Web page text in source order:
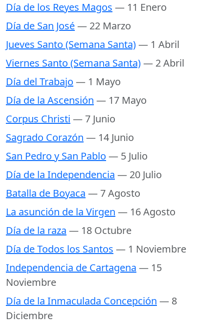
Día de los Reyes Magos — 11 Enero
Día de San José— 22 Marzo
Jueves Santo (Semana Santa)— 1 Abril
Viernes Santo (Semana Santa)— 2 Abril
Día del Trabajo — 1 Mayo
Día de la Ascensión — 17 Mayo
Corpus Christi — 7 Junio
Sagrado Corazón — 14 Junio
San Pedro y San Pablo — 5 Julio
Día de la Independencia — 20 Julio
Batalla de Boyaca — 7 Agosto
La asunción de la Virgen — 16 Agosto
Día de la raza — 18 Octubre
Día de Todos los Santos — 1 Noviembre
Independencia de Cartagena — 15
Noviembre
Día de la Inmaculada Concepción — 8
Diciembre